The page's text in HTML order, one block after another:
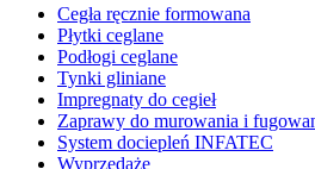
Cegła ręcznie formowana
Płytki ceglane
Podłogi ceglane
Tynki gliniane
Impregnaty do cegieł
Zaprawy do murowania i
System dociepleń INFATEC
Wyprzedaże